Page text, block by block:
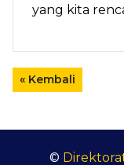
yang kita
« Kembali
©